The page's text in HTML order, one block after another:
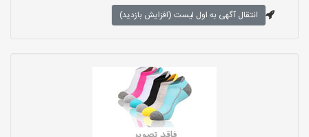
انتقال آگهی به اول لیست (افزایش بازدید)